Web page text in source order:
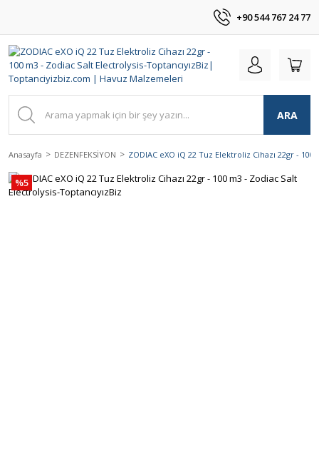
+90 544 767 24 77
ARA
Anasayfa DEZENFEKSİYON ZODIAC eXO iQ 22 Tuz Elektroliz Cihazı 22gr -
%5